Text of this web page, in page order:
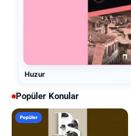
Huzur
Popüler Konular
Popüler